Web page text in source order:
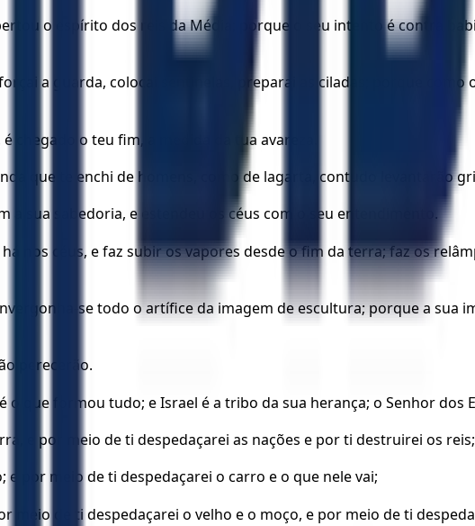
o espírito dos reis da Média; porque o seu intento é contra
a guarda, colocai sentinelas, preparai as ciladas; porque como
chegado o teu fim, a medida da tua avareza.
que te enchi de homens, como de lagarta, contudo levantarão
a sua sabedoria, e estendeu os céus com o seu entendimento.
nos céus, e faz subir os vapores desde o fim da terra; faz os
se todo o artífice da imagem de escultura; porque a sua
perecerão.
o que formou tudo; e Israel é a tribo da sua herança; o Senhor dos
e por meio de ti despedaçarei as nações e por ti destruirei os reis;
e por meio de ti despedaçarei o carro e o que nele vai;
meio de ti despedaçarei o velho e o moço, e por meio de ti